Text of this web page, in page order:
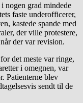
nogen grad mindede
faste underofficerer,
kastede spande med
der ville protestere,
der var revision.
det meste var ringe,
i omegnen, var
Patienterne blev
sendt til de